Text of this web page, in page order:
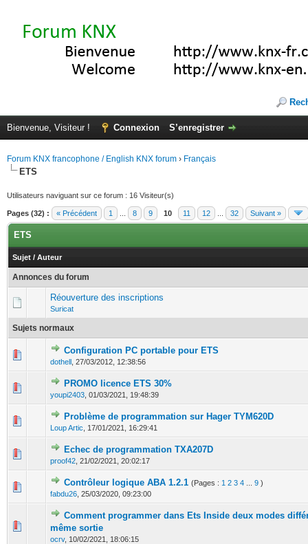
Bienvenue, Visiteur ! Connexion S’enregistrer
Forum KNX francophone / English KNX forum › Français
ETS
Utilisateurs naviguant sur ce forum : 16 Visiteur(s)
Pages (32) : « Précédent 1 8 9 10 11 12 32 Suivant »
ETS
Sujet / Auteur
Annonces du forum
Réouverture des inscriptions
Suricat
Sujets normaux
Configuration PC portable pour ETS
dothell 27/03/2012, 12:38:56
0 Votes - 0 sur 5 en moyenne
1 234 5
PROMO licence ETS 30%
youpi2403 01/03/2021, 19:48:39
0 Votes - 0 sur 5 en moyenne
12 345
Problème de programmation sur Hager TYM620D
Loup Artic 17/01/2021, 16:29:41
0 Votes - 0 sur 5 en moyenne
12345
Echec de programmation TXA207D
proof42 21/02/2021, 20:02:17
0 Votes - 0 sur 5 en moyenne
12345
Contrôleur logique ABA 1.2.1 (Pages : 1 2 3 4 9 )
fabdu26 25/03/2020, 09:23:00
0 Votes - 0 sur 5 en moyenne
12345
Comment programmer dans Ets Inside deux modes
même sortie
ocrv, 10/02/2021, 18:06:15
0 Votes - 0 sur 5 en moyenne